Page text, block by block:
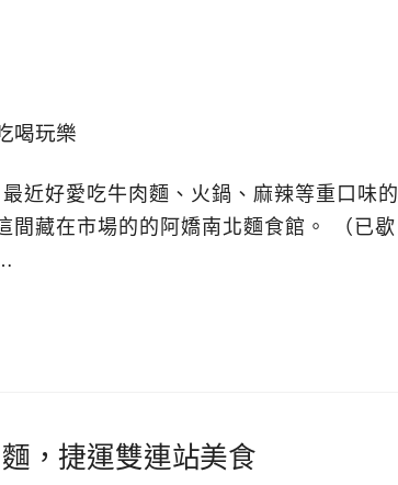
近好愛吃牛肉麵、火鍋、麻辣等重口味的
間藏在市場的的阿嬌南北麵食館。 （已歇
，捷運雙連站美食